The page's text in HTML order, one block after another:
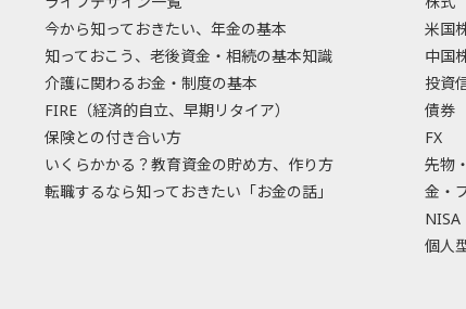
今から知っておきたい、年金の基本
知っておこう、老後資金・相続の基本知識
介護に関わるお金・制度の基本
FIRE（経済的自立、早期リタイア）
保険との付き合い方
いくらかかる？教育資金の貯め方、作り方
転職するなら知っておきたい「お金の話」
米国
中国
投資
債券
FX
先物
金・
NISA
個人